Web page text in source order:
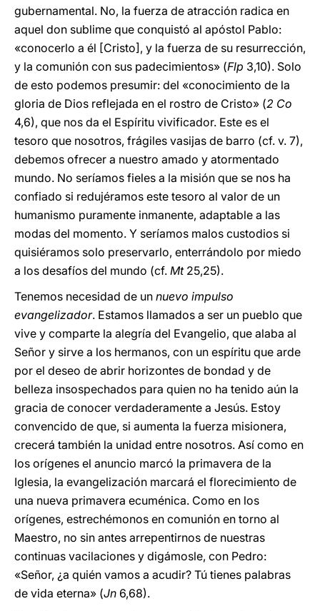
gubernamental. No, la fuerza de atracción radica en
aquel don sublime que conquistó al apóstol Pablo:
«conocerlo a él [Cristo], y la fuerza de su resurrección,
y la comunión con sus padecimientos» (Flp 3,10). Solo
de esto podemos presumir: del «conocimiento de la
gloria de Dios reflejada en el rostro de Cristo» (2 Co
4,6), que nos da el Espíritu vivificador. Este es el
tesoro que nosotros, frágiles vasijas de barro (cf. v. 7),
debemos ofrecer a nuestro amado y atormentado
mundo. No seríamos fieles a la misión que se nos ha
confiado si redujéramos este tesoro al valor de un
humanismo puramente inmanente, adaptable a las
modas del momento. Y seríamos malos custodios si
quisiéramos solo preservarlo, enterrándolo por miedo
a los desafíos del mundo (cf. Mt25,25).
Tenemos necesidad de un nuevo impulso
evangelizador. Estamos llamados a ser un pueblo que
vive y comparte la alegría del Evangelio, que alaba al
Señor y sirve a los hermanos, con un espíritu que arde
por el deseo de abrir horizontes de bondad y de
belleza insospechados para quien no ha tenido aún la
gracia de conocer verdaderamente a Jesús. Estoy
convencido de que, si aumenta la fuerza misionera,
crecerá también la unidad entre nosotros. Así como en
los orígenes el anuncio marcó la primavera de la
Iglesia, la evangelización marcará el florecimiento de
una nueva primavera ecuménica. Como en los
orígenes, estrechémonos en comunión en torno al
Maestro, no sin antes arrepentirnos de nuestras
continuas vacilaciones y digámosle, con Pedro:
«Señor, ¿a quién vamos a acudir? Tú tienes palabras
de vida eterna» (Jn 6,68).